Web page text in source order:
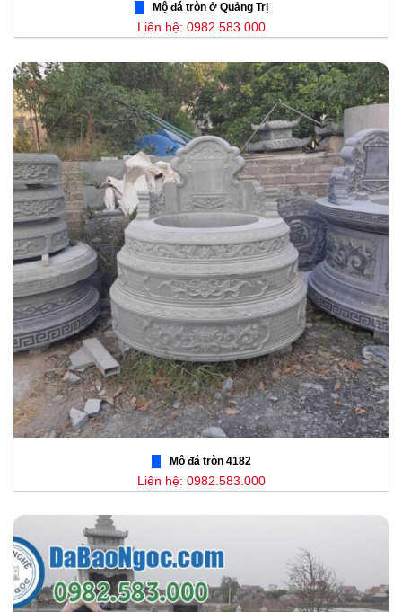
Mộ đá tròn ở Quảng Trị
Liên hệ: 0982.583.000
Mộ đá tròn 4182
Liên hệ: 0982.583.000